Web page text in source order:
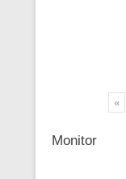
«
Monitor